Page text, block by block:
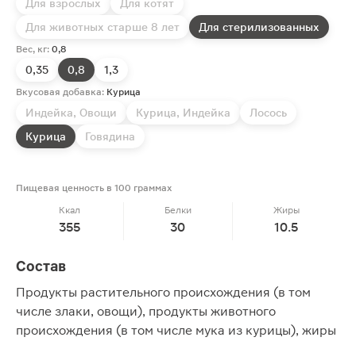
Для взрослых
Для котят
Для животных старше 8 лет
Для стерилизованных
Вес, кг: 0,8
0,35 0,8 1,3
Вкусовая добавка: Курица
Индейка, Овощи Курица, Индейка
Лосось
Курица
Говядина
Пищевая ценность в 100 граммах
Ккал
355
Белки
30
Жиры
10.5
Состав
Продукты растительного происхождения (в том
числе злаки, овощи), продукты животного
происхождения (в том числе мука из курицы), жиры